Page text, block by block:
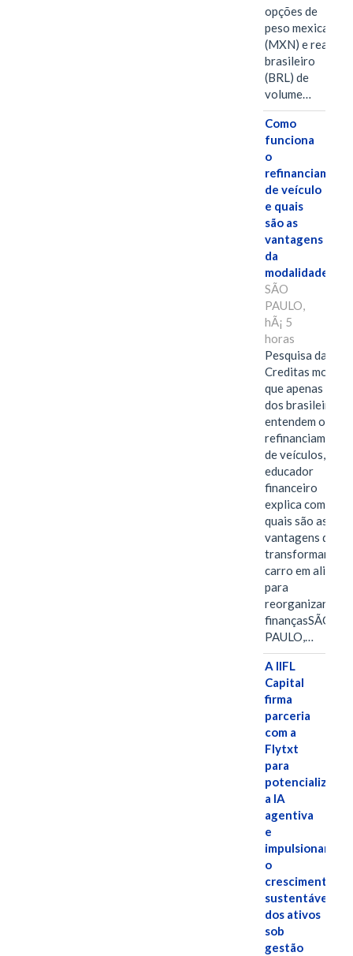
opções de
peso mexicano
(MXN) e real
brasileiro
(BRL) de
volume…
Como
funciona
o
de veículo
e quais
são as
vantagens
da
modalidade?
SÃO
PAULO,
hÃ¡ 5
horas
Pesquisa da
Creditas mostra
que apenas 28%
dos brasileiros
entendem o
refinanciamento
de veículos,
educador
financeiro
explica como e
quais são as
vantagens de
transformar o
carro em aliado
para
reorganizar as
finançasSÃO
PAULO,…
A IIFL
Capital
firma
parceria
com a
Flytxt
para
potencializar
a IA
agentiva
e
impulsionar
o
crescimento
sustentável
dos ativos
sob
gestão